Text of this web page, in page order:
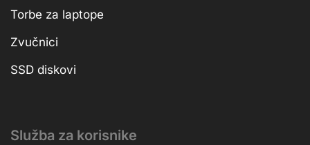
Torbe za laptope
Zvučnici
SSD diskovi
Služba za korisnike